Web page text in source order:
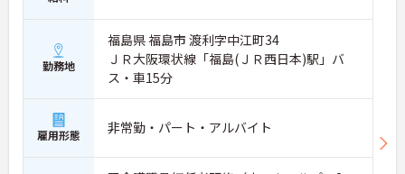
勤務地
福島県 福島市 渡利字中江町34
ＪＲ大阪環状線「福島(ＪＲ西日本)駅」バ
ス・車15分
雇用形態 非常勤・パート・アルバイト